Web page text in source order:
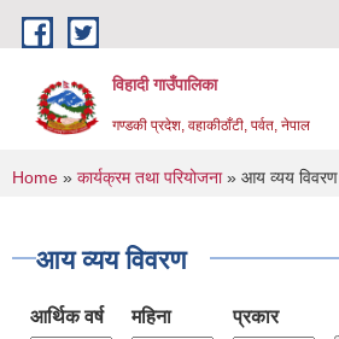
Skip to main content
विहादी गाउँपालिका
गण्डकी प्रदेश, वहाकीठाँटी, पर्वत, नेपाल
You are here
Home » कार्यक्रम तथा परियोजना» आय व्यय विवरण
आय व्यय विवरण
आर्थिक वर्ष महिना प्रकार